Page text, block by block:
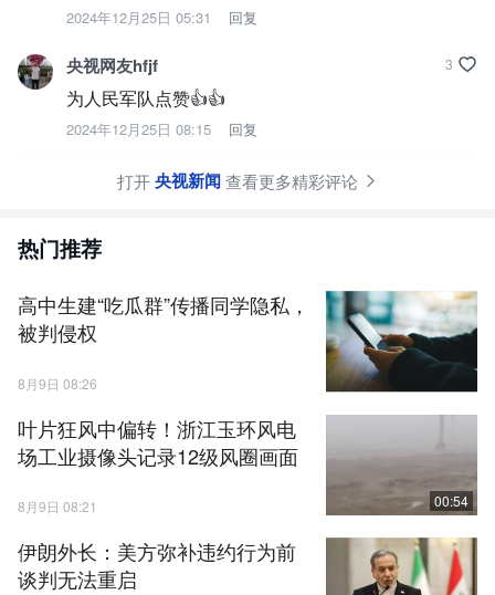
2024年12月25日 05:31 回复
央视网友hfjf
为人民军队点赞👍👍
2024年12月25日 08:15 回复
3
打开央视新闻查看更多精彩评论
热门推荐
高中生建“吃瓜群”传播同学隐私，
被判侵权
8月9日 08:26
叶片狂风中偏转！浙江玉环风电
场工业摄像头记录12级风圈画面
8月9日 08:21 00:54
伊朗外长：美方弥补违约行为前
谈判无法重启